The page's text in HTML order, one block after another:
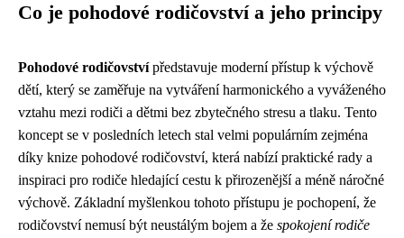
Co je pohodové rodičovství a jeho principy
Pohodové rodičovstvípředstavuje moderní přístup k výchově
dětí, který se zaměřuje na vytváření harmonického a vyváženého
vztahu mezi rodiči a dětmi bez zbytečného stresu a tlaku. Tento
koncept se v posledních letech stal velmi populárním zejména
díky knize pohodové rodičovství, která nabízí praktické rady a
inspiraci pro rodiče hledající cestu k přirozenější a méně náročné
výchově. Základní myšlenkou tohoto přístupu je pochopení, že
rodičovství nemusí být neustálým bojem a že spokojení rodiče